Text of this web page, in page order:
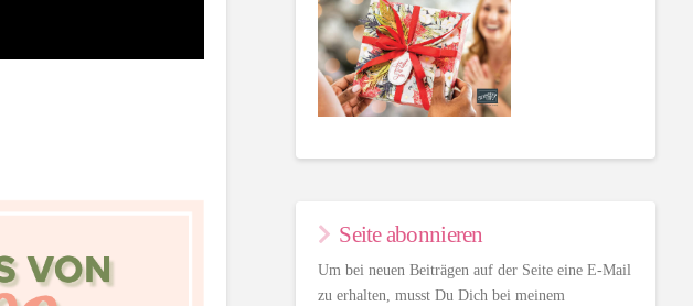
Seite abonnieren
Um bei neuen Beiträgen auf der Seite eine E-Mail
zu erhalten, musst Du Dich bei meinem